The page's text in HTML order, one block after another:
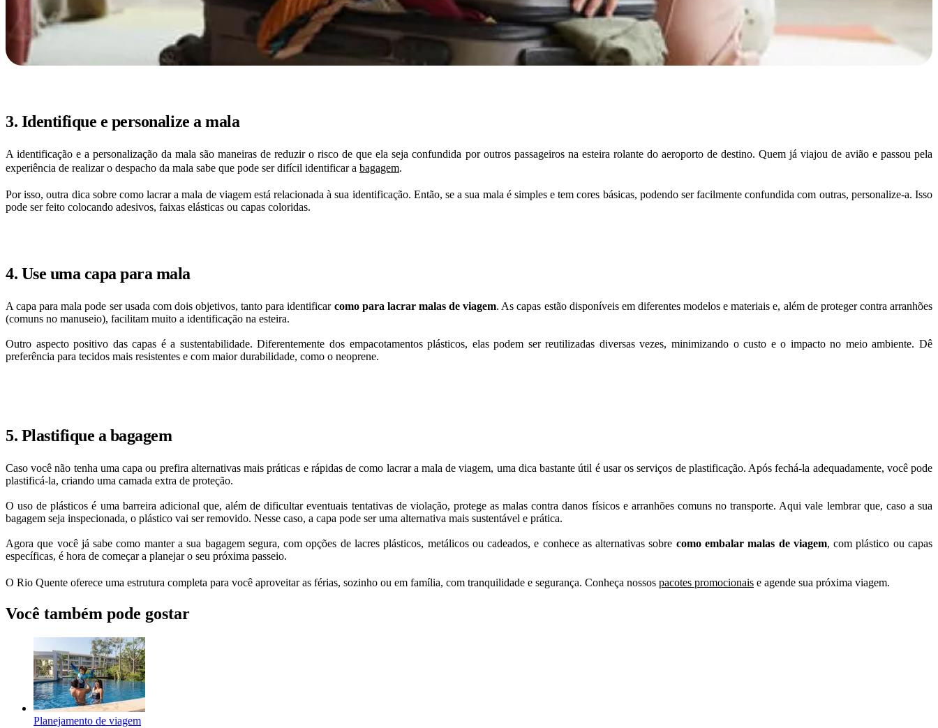
3. Identifique e personalize a mala
A identificação e a personalização da mala são maneiras de reduzir o risco de que ela seja confundida por outros passageiros na esteira rolante do aeroporto de destino. Quem já viajou de avião e passou pela
experiência de realizar o despacho da mala sabe que pode ser difícil identificar a bagagem.
Por isso, outra dica sobre como lacrar a mala de viagem está relacionada à sua identificação. Então, se a sua mala é simples e tem cores básicas, podendo ser facilmente confundida com outras, personalize-a. Isso
pode ser feito colocando adesivos, faixas elásticas ou capas coloridas.
4. Use uma capa para mala
A capa para mala pode ser usada com dois objetivos, tanto para identificarcomo para lacrar malas de viagem. As capas estão disponíveis em diferentes modelos e materiais e, além de proteger contra arranhões
(comuns no manuseio), facilitam muito a identificação na esteira.
Outro aspecto positivo das capas é a sustentabilidade. Diferentemente dos empacotamentos plásticos, elas podem ser reutilizadas diversas vezes, minimizando o custo e o impacto no meio ambiente. Dê
preferência para tecidos mais resistentes e com maior durabilidade, como o neoprene.
5. Plastifique a bagagem
Caso você não tenha uma capa ou prefira alternativas mais práticas e rápidas de como lacrar a mala de viagem, uma dica bastante útil é usar os serviços de plastificação. Após fechá-la adequadamente, você pode
plastificá-la, criando uma camada extra de proteção.
O uso de plásticos é uma barreira adicional que, além de dificultar eventuais tentativas de violação, protege as malas contra danos físicos e arranhões comuns no transporte. Aqui vale lembrar que, caso a sua
bagagem seja inspecionada, o plástico vai ser removido. Nesse caso, a capa pode ser uma alternativa mais sustentável e prática.
Agora que você já sabe como manter a sua bagagem segura, com opções de lacres plásticos, metálicos ou cadeados, e conhece as alternativas sobre como embalar malas de viagem, com plástico ou capas
específicas, é hora de começar a planejar o seu próxima passeio.
O Rio Quente oferece uma estrutura completa para você aproveitar as férias, sozinho ou em família, com tranquilidade e segurança. Conheça nossos pacotes promocionais e agende sua próxima viagem.
Você também pode gostar
Planejamento de viagem